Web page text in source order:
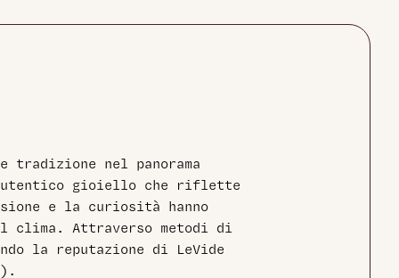
tradizione nel panorama
gioiello che riflette
e la curiosità hanno
clima. Attraverso metodi di
la reputazione di LeVide